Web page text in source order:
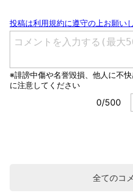
全てのコ